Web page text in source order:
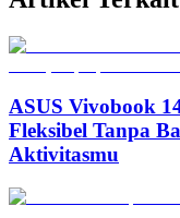
ASUS Vivobook
Fleksibel Tanpa
Aktivitasmu